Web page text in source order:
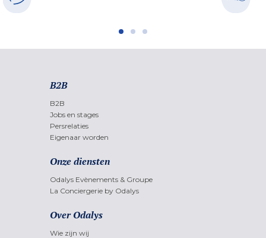
B2B
B2B
Jobs en stages
Persrelaties
Eigenaar worden
Onze diensten
Odalys Evènements & Groupe
La Conciergerie by Odalys
Over Odalys
Wie zijn wij